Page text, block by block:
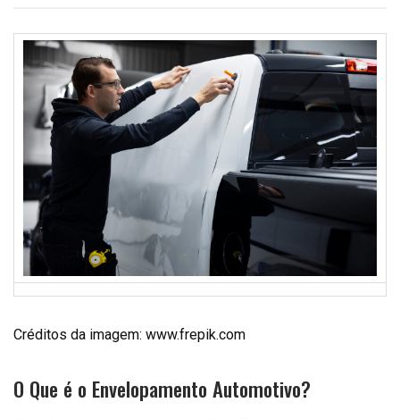
Créditos da imagem: www.frepik.com
O Que é o Envelopamento Automotivo?